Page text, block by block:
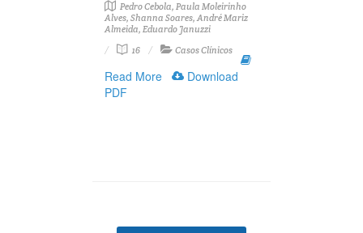
Pedro Cebola, Paula Moleirinho
Alves, Shanna Soares, André Mariz
Almeida, Eduardo Januzzi
16
Casos Clínicos
Read More
Download
PDF